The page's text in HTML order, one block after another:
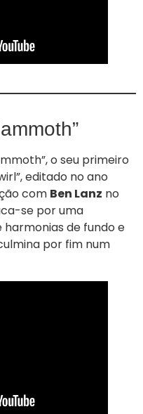
o seu primeiro
editado no ano
com Ben Lanz no
se por uma
de fundo e
por fim num